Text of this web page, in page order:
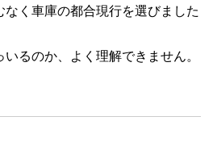
なく車庫の都合現行を選びました
るのか、よく理解できません。